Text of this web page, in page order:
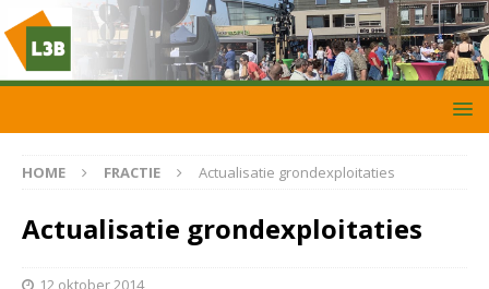
HOME FRACTIE Actualisatie grondexploitaties
Actualisatie grondexploitaties
12 oktober 2014